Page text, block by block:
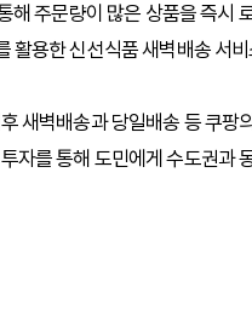
해 주문량이 많은 상품을 즉시
활용한 신선식품 새벽배송 서
새벽배송과 당일배송 등 쿠팡
자를 통해 도민에게 수도권과